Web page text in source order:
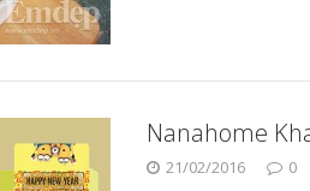
Nanahome
21/02/2016 0